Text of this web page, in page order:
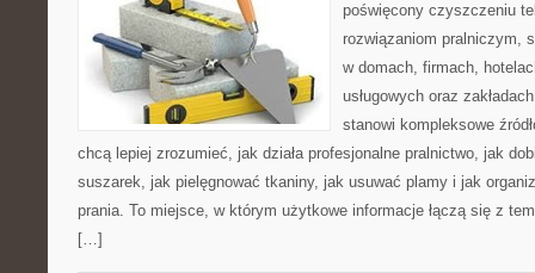
poświęcony czyszczeniu
rozwiązaniom pralniczym,
w domach, firmach,
usługowych oraz
stanowi kompleksowe
chcą lepiej zrozumieć, jak działa profesjonalne pralnictwo, jak
suszarek, jak pielęgnować tkaniny, jak usuwać plamy i jak
prania. To miejsce, w którym użytkowe informacje łączą się z
[…]